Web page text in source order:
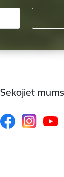
Sekojiet mums